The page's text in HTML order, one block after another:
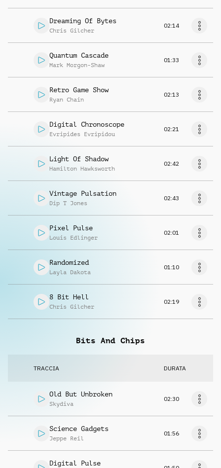
Dreaming Of Bytes
Chris Gilcher
02:14
Quantum Cascade
Mark Morgon-Shaw
01:33
Retro Game Show
Ryan Chain
02:13
Digital Chronoscope
Evripides Evripidou
02:21
Light Of Shadow
Hamilton Hawksworth
02:42
Vintage Pulsation
Dip T Jones
02:43
Pixel Pulse
Louis Edlinger
02:01
Randomized
Layla Dakota
01:10
8 Bit Hell
Chris Gilcher
02:19
Bits And Chips
TRACCIA DURATA
Old But Unbroken
Skydiva
02:30
Science Gadgets
Jeppe Reil
01:56
Digital Pulse